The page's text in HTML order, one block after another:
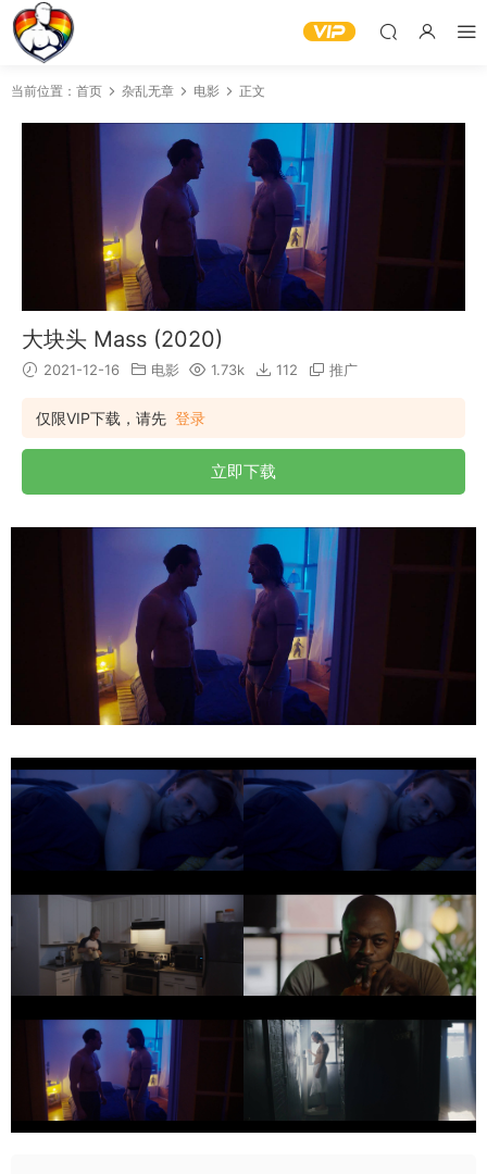
当前位置： 首页 杂乱无章 电影 正文
大块头 Mass (2020)
2021-12-16 电影 1.73k 112 推广
仅限VIP下载，请先 登录
立即下载